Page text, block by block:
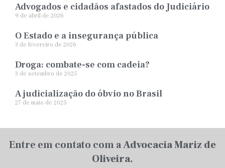
Advogados e cidadãos afastados do Judiciário
9 de abril de 2026
O Estado e a insegurança pública
3 de fevereiro de 2026
Droga: combate-se com cadeia?
3 de setembro de 2025
A judicialização do óbvio no Brasil
27 de maio de 2025
Entre em contato com aAdvocacia Mariz de
Oliveira.